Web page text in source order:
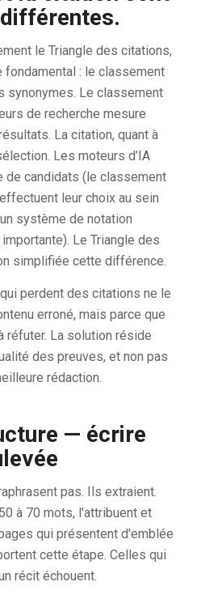
le Triangle des citations,
fondamental : le classement
synonymes. Le classement
de recherche mesure
La citation, quant à
Les moteurs d’IA
de candidats (le classement
leur choix au sein
système de notation
Le Triangle des
simplifiée cette différence.
perdent des citations ne le
erroné, mais parce que
réfuter. La solution réside
des preuves, et non pas
rédaction.
— écrire
pas. Ils extraient.
à 70 mots, l'attribuent et
qui présentent d'emblée
cette étape. Celles qui
récit échouent.